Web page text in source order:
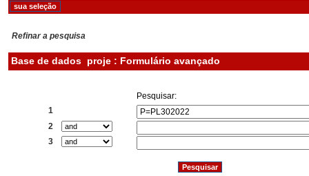
Refinar a pesquisa
Base de dados proje : Formulário avançado
Pesquisar:
1
2
3